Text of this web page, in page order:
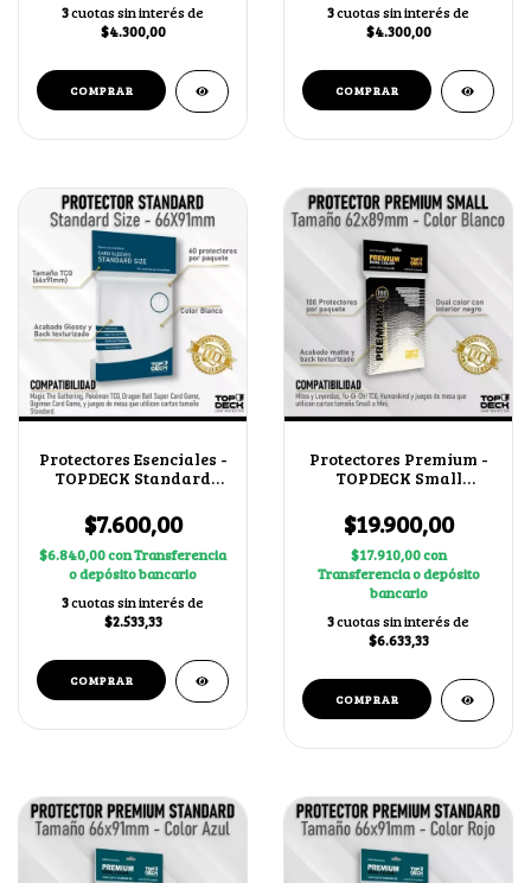
3cuotas sin interés de
$4.300,00
3cuotas sin interés de
$4.300,00
Protectores Esenciales -
TOPDECK Standard
$7.600,00
$6.840,00conTransferencia
o depósito bancario
3cuotas sin interés de
$2.533,33
Protectores Premium -
TOPDECK Small
$19.900,00
$17.910,00con
Transferencia o depósito
bancario
3cuotas sin interés de
$6.633,33